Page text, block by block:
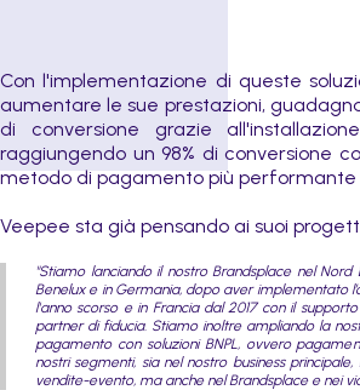
Con l'implementazione di queste
aumentare le sue prestazioni,
di conversione grazie
raggiungendo un 98% di conversione
metodo di pagamento più performante
Veepee sta già pensando ai suoi
"Stiamo lanciando il nostro Brandsplace nel
Benelux e in Germania, dopo aver implementato
l'anno scorso e in Francia dal 2017 con il
partner di fiducia. Stiamo inoltre ampliando la
pagamento con soluzioni BNPL, ovvero
nostri segmenti, sia nel nostro business
vendite-evento, ma anche nel Brandsplace e nei